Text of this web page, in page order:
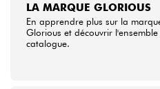
Packs
LA MARQUE GLORIOUS
En apprendre plus sur la
Glorious et découvrir l'ensemble
catalogue.